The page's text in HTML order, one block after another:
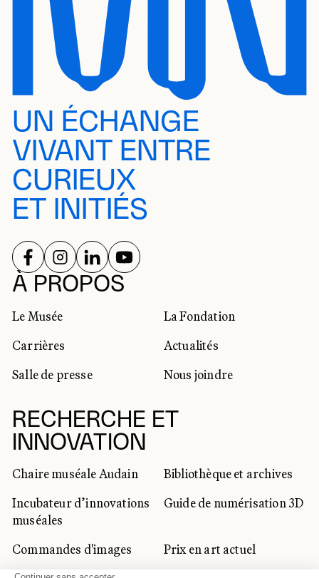
UN ÉCHANGE
VIVANT ENTRE
CURIEUX
ET INITIÉS
À PROPOS
Le Musée
La Fondation
Carrières
Actualités
Salle de presse
Nous joindre
RECHERCHE ET
INNOVATION
Chaire muséale Audain
Bibliothèque et archives
Incubateur d’innovations
muséales
Guide de numérisation 3D
Commandes d'images
Prix en art actuel
RÉSEAUX SOCIAUX
SUIVEZ-NOUS SUR
SUIVEZ-NOUS SUR
SUIVEZ-NOUS SUR
SUIVEZ-NOUS SUR